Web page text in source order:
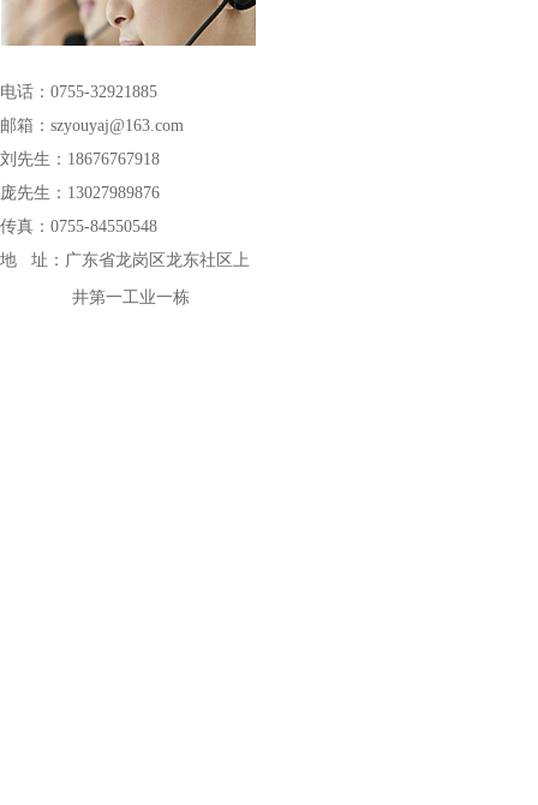
电话：0755-32921885
邮箱：szyouyaj@163.com
刘先生：18676767918
庞先生：13027989876
传真：0755-84550548
地 址： 广东省龙岗区龙东社区上
井第一工业一栋